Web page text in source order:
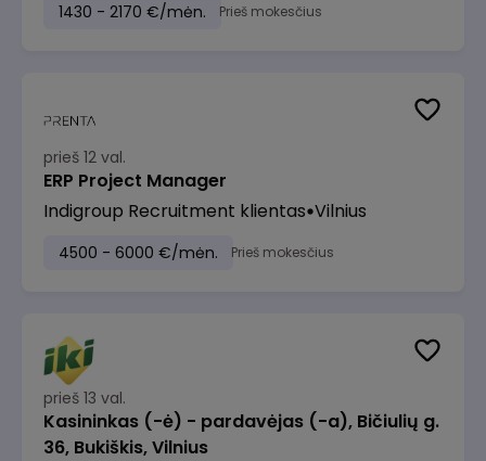
1430 - 2170 €/mėn. Prieš mokesčius
prieš 12 val.
ERP Project Manager
Indigroup Recruitment klientas Vilnius
4500 - 6000 €/mėn. Prieš mokesčius
prieš 13 val.
Kasininkas (-ė) - pardavėjas (-a), Bičiulių g.
36, Bukiškis, Vilnius